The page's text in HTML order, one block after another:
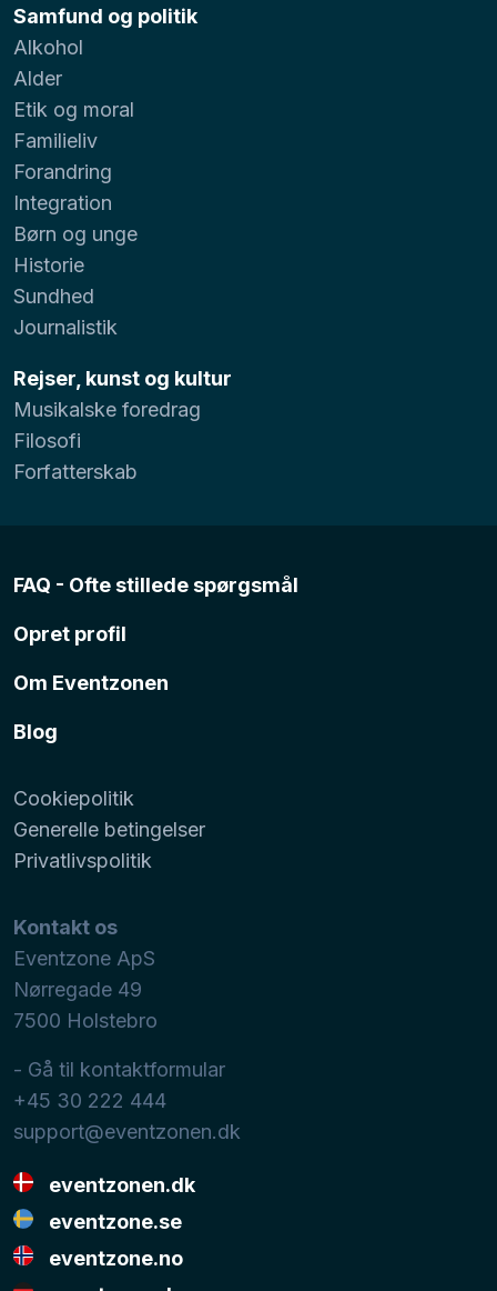
Samfund og politik
Alkohol
Alder
Etik og moral
Familieliv
Forandring
Integration
Børn og unge
Historie
Sundhed
Journalistik
Rejser, kunst og kultur
Musikalske foredrag
Filosofi
Forfatterskab
FAQ - Ofte stillede spørgsmål
Opret profil
Om Eventzonen
Blog
Cookiepolitik
Generelle betingelser
Privatlivspolitik
Kontakt os
Eventzone ApS
Nørregade 49
7500 Holstebro
- Gå til kontaktformular
+45 30 222 444
support@eventzonen.dk
eventzonen.dk
eventzone.se
eventzone.no